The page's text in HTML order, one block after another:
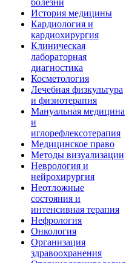
болезни
История медицины
Кардиология и
кардиохирургия
Клиническая
лабораторная
диагностика
Косметология
Лечебная физкультура
и физиотерапия
Мануальная медицина
и
иглорефлексотерапия
Медицинское право
Методы визуализации
Неврология и
нейрохирургия
Неотложные
состояния и
интенсивная терапия
Нефрология
Онкология
Организация
здравоохранения